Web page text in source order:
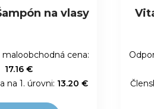
2000 IU-K2
cena:
15.86 €
na 1. úrovni: 12.20 €